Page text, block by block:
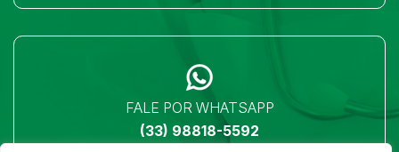
FALE POR WHATSAPP
(33) 98818-5592